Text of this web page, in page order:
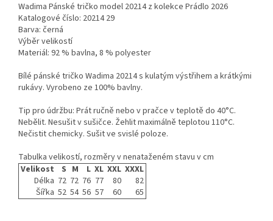
Wadima Pánské tričko model 20214 z kolekce Prádlo 2026
Katalogové číslo: 20214 29
Barva: černá
Výběr velikostí
Materiál: 92 % bavlna, 8 % polyester
Bílé pánské tričko Wadima 20214 s kulatým výstřihem a krátkými
rukávy. Vyrobeno ze 100% bavlny.
Tip pro údržbu: Prát ručně nebo v pračce v teplotě do 40°C.
Nebělit. Nesušit v sušičce. Žehlit maximálně teplotou 110°C.
Nečistit chemicky. Sušit ve svislé poloze.
Tabulka velikostí, rozměry v nenataženém stavu v cm
Velikost
S M L XL XXL XXXL
Délka 72 72 76 77 80
82
Šířka 52 54 56 57 60 65